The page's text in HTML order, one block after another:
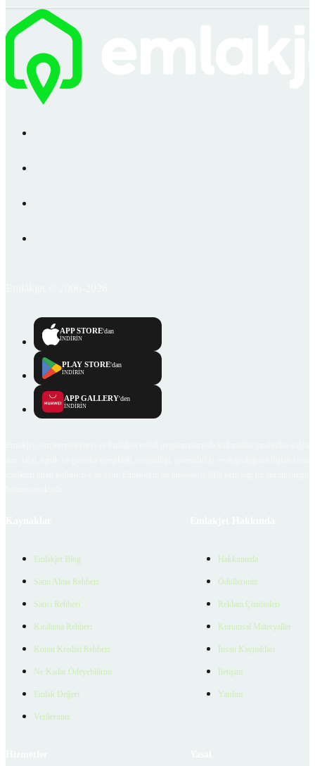
APP STORE'dan
İNDİRİN
PLAY STORE'dan
İNDİRİN
APP GALLERY'den
İNDİRİN
Emlakjet Blog
Satın Alma Rehberi
Satıcı Rehberi
Kiralama Rehberi
Konut Kredisi Rehberi
Ne Kadar Ödeyebilirim
Emlak Değeri
Verilerimiz
Hakkımızda
Ödüllerimiz
Reklam Çözümleri
Kurumsal Materyaller
İnsan Kaynakları
İletişim
Yardım